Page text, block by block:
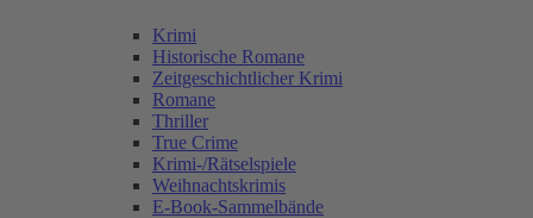
Krimi
Historische Romane
Zeitgeschichtlicher Krimi
Romane
Thriller
True Crime
Krimi-/Rätselspiele
Weihnachtskrimis
E-Book-Sammelbände